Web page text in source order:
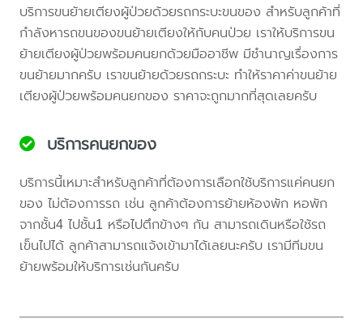
บริการขนย้ายเตียงผู้ป่วยด้วยรถกระบะขนของ สำหรับลูกค้าที่
กำลังหารถขนของขนย้ายเตียงให้กับคนป่วย เราให้บริการขน
ย้ายเตียงผู้ป่วยพร้อมคนยกด้วยมืออาชีพ มีชำนาญเรื่องการ
ขนย้ายมากครับ เราขนย้ายด้วยรถกระบะ ทำให้ราคาค่าขนย้าย
เตียงผู้ป่วยพร้อมคนยกของ ราคาจะถูกมากที่สุดเลยครับ
บริการคนยกของ
บริการนี้เหมาะสำหรับลูกค้าที่ต้องการเลือกใช้บริการแค่คนยก
ของ ไม่ต้องการรถ เช่น ลูกค้าต้องการย้ายห้องพัก หอพัก
จากชั้น4 ไปชั้น1 หรือไปตึกข้างๆ กัน สามารถเดินหรือใช้รถ
เข็นไปได้ ลูกค้าสามารถแจ้งเข้ามาได้เลยนะครับ เรามีทีมขน
ย้ายพร้อมให้บริการเช่นกันครับ